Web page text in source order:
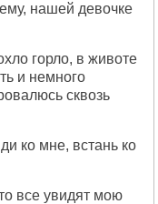
нашей девочке
горло, в животе
и немного
сквозь
ко мне, встань ко
все увидят мою